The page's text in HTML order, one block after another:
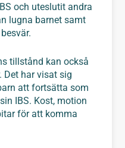
och uteslutit andra
lugna barnet samt
tillstånd kan också
Det har visat sig
att fortsätta som
IBS. Kost, motion
för att komma